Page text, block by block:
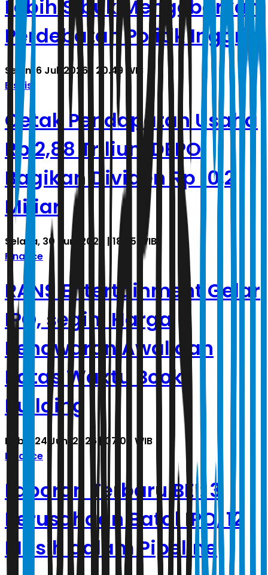
Lebih Sibuk Mengobarkan
Perdebatan Politik Inggris
Senin, 6 Juli 2026 | 20.49 WIB
Bisnis
Cetak Pendapatan Usaha
Rp 2,88 Triliun, DEPO
Bagikan Dividen Rp 10,2
Miliar
Selasa, 30 Juni 2026 | 18.35 WIB
Finance
RANS Entertainment Gelar
IPO, segini Harga
Penawaran Awal dan
Batas Waktu Book
Building
Rabu, 24 Juni 2026 | 07.05 WIB
Finance
Laporan Terbaru BEI: 3
Perusahaan Batal IPO, 12
Masih dalam Pipeline